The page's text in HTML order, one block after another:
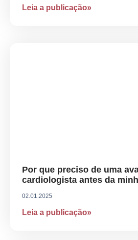
Leia a publicação»
Por que preciso de uma
cardiologista antes da
02.01.2025
Leia a publicação»